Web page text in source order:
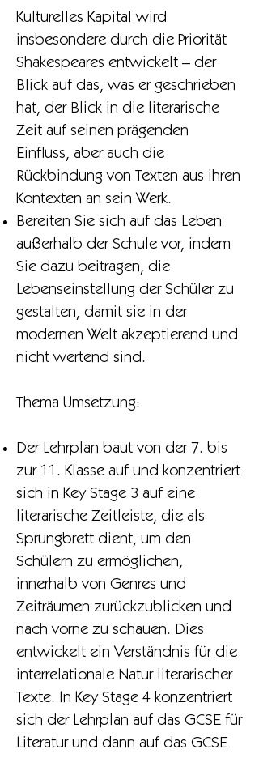
Kulturelles Kapital wird
insbesondere durch die Priorität
Shakespeares entwickelt – der
Blick auf das, was er geschrieben
hat, der Blick in die literarische
Zeit auf seinen prägenden
Einfluss, aber auch die
Rückbindung von Texten aus ihren
Kontexten an sein Werk.
Bereiten Sie sich auf das Leben
außerhalb der Schule vor, indem
Sie dazu beitragen, die
Lebenseinstellung der Schüler zu
gestalten, damit sie in der
modernen Welt akzeptierend und
nicht wertend sind.
Thema Umsetzung:
Der Lehrplan baut von der 7. bis
zur 11. Klasse auf und konzentriert
sich in Key Stage 3 auf eine
literarische Zeitleiste, die als
Sprungbrett dient, um den
Schülern zu ermöglichen,
innerhalb von Genres und
Zeiträumen zurückzublicken und
nach vorne zu schauen. Dies
entwickelt ein Verständnis für die
interrelationale Natur literarischer
Texte. In Key Stage 4 konzentriert
sich der Lehrplan auf das GCSE für
Literatur und dann auf das GCSE